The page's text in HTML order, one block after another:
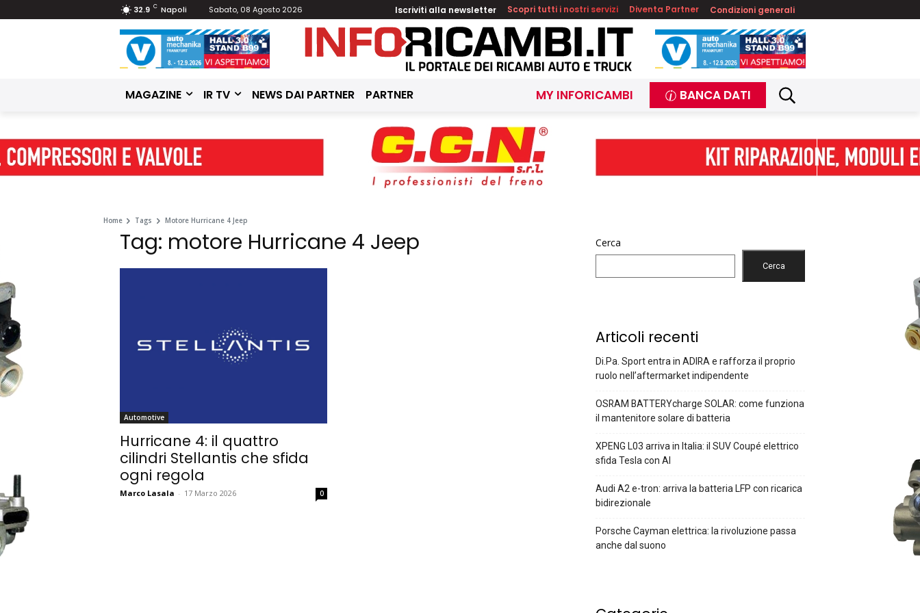
32.9 C Napoli Sabato, 08 Agosto 2026 Iscriviti alla newsletter Scopri tutti i nostri servizi Diventa Partner Condizioni generali
MAGAZINE IR TV NEWS DAI PARTNER PARTNER MY INFORICAMBI BANCA DATI
Home Tags Motore Hurricane 4 Jeep
Tag: motore Hurricane 4 Jeep
Automotive
Hurricane 4: il quattro
cilindri Stellantis che sfida
ogni regola
Marco Lasala - 17 Marzo 2026 0
Cerca
Cerca
Articoli recenti
Di.Pa. Sport entra in ADIRA e rafforza il proprio
ruolo nell’aftermarket indipendente
OSRAM BATTERYcharge SOLAR: come funziona
il mantenitore solare di batteria
XPENG L03 arriva in Italia: il SUV Coupé elettrico
sfida Tesla con AI
Audi A2 e-tron: arriva la batteria LFP con ricarica
bidirezionale
Porsche Cayman elettrica: la rivoluzione passa
anche dal suono